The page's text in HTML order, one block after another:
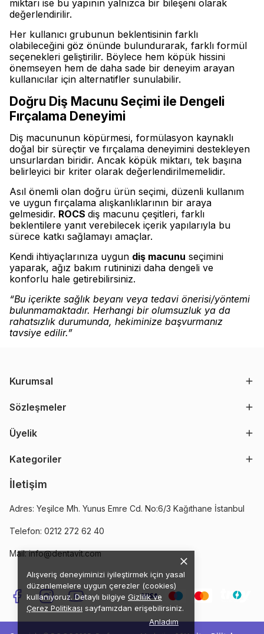
Alışveriş deneyiminizi iyileştirmek için yasal
düzenlemelere uygun çerezler (cookies)
kullanıyoruz. Detaylı bilgiye Gizlilik ve
Çerez Politikası sayfamızdan erişebilirsiniz.
Anladım
miktarı ise bu yapının yalnızca bir bileşeni olarak
değerlendirilir.
Her kullanıcı grubunun beklentisinin farklı
olabileceğini göz önünde bulundurarak, farklı formül
seçenekleri geliştirilir. Böylece hem köpük hissini
önemseyen hem de daha sade bir deneyim arayan
kullanıcılar için alternatifler sunulabilir.
Doğru Diş Macunu Seçimi ile Dengeli
Fırçalama Deneyimi
Diş macununun köpürmesi, formülasyon kaynaklı
doğal bir süreçtir ve fırçalama deneyimini destekleyen
unsurlardan biridir. Ancak köpük miktarı, tek başına
belirleyici bir kriter olarak değerlendirilmemelidir.
Asıl önemli olan doğru ürün seçimi, düzenli kullanım
ve uygun fırçalama alışkanlıklarının bir araya
gelmesidir. ROCS diş macunu çeşitleri, farklı
beklentilere yanıt verebilecek içerik yapılarıyla bu
sürece katkı sağlamayı amaçlar.
Kendi ihtiyaçlarınıza uygun diş macunu seçimini
yaparak, ağız bakım rutininizi daha dengeli ve
konforlu hale getirebilirsiniz.
“Bu içerikte sağlık beyanı veya tedavi önerisi/yöntemi
bulunmamaktadır. Herhangi bir olumsuzluk ya da
rahatsızlık durumunda, hekiminize başvurmanız
tavsiye edilir.”
Kurumsal
Sözleşmeler
Üyelik
Kategoriler
İletişim
Adres: Yeşilce Mh. Yunus Emre Cd. No:6/3 Kağıthane İstanbul
Telefon: 0212 272 62 40
Mail:info@dentavit.com